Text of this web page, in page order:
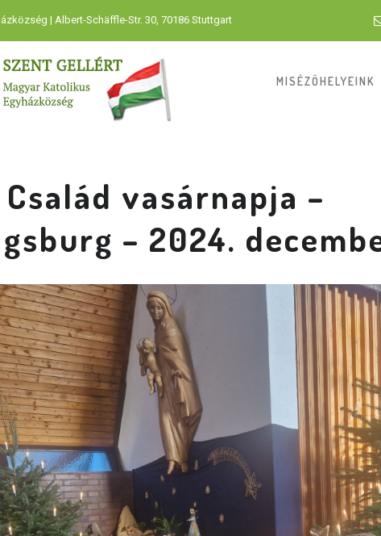
| Albert-Schäffle-Str. 30, 70186 Stuttgart
MISÉZŐHELYEINK
vasárnapja –
– 2024.